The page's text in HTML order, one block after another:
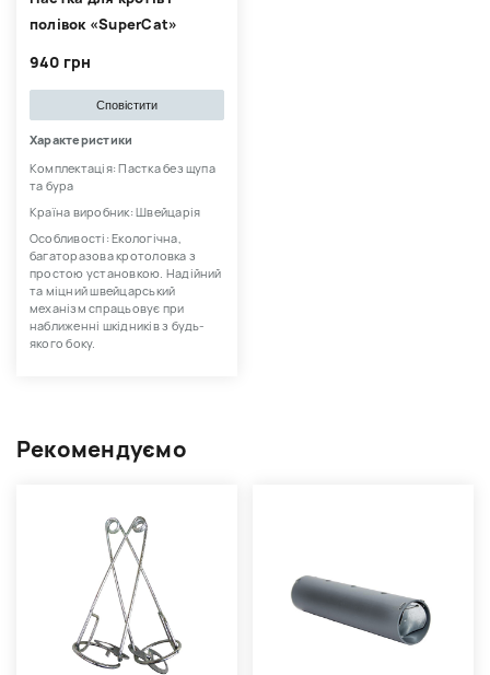
полівок «SuperCat»
940 грн
Сповістити
Характеристики
Комплектація: Пастка без щупа
та бура
Країна виробник: Швейцарія
Особливості: Екологічна,
багаторазова кротоловка з
простою установкою. Надійний
та міцний швейцарський
механізм спрацьовує при
наближенні шкідників з будь-
якого боку.
Рекомендуємо